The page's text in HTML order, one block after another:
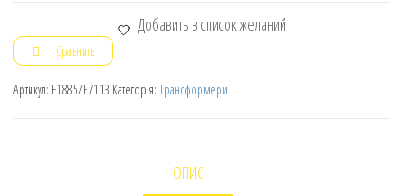
Добавить в список желаний
Сравнить
Артикул: E1885/E7113 Категорія: Трансформери
ОПИС